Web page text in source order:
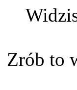
Zrób to